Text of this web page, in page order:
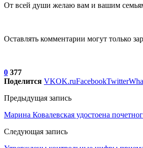
От всей души желаю вам и вашим
Оставлять комментарии могут только
0 377
Поделится VKOK.ruFacebookTwitter
Предыдущая запись
Марина Ковалевская удостоена
Следующая запись